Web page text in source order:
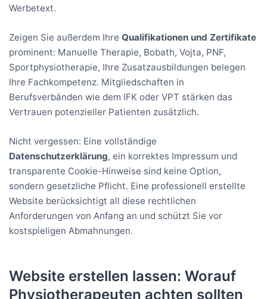
Werbetext.
Zeigen Sie außerdem Ihre Qualifikationen und Zertifikate
prominent: Manuelle Therapie, Bobath, Vojta, PNF,
Sportphysiotherapie, Ihre Zusatzausbildungen belegen
Ihre Fachkompetenz. Mitgliedschaften in
Berufsverbänden wie dem IFK oder VPT stärken das
Vertrauen potenzieller Patienten zusätzlich.
Nicht vergessen: Eine vollständige
Datenschutzerklärung, ein korrektes Impressum und
transparente Cookie-Hinweise sind keine Option,
sondern gesetzliche Pflicht. Eine professionell erstellte
Website berücksichtigt all diese rechtlichen
Anforderungen von Anfang an und schützt Sie vor
kostspieligen Abmahnungen.
Website erstellen lassen: Worauf
Physiotherapeuten achten sollten